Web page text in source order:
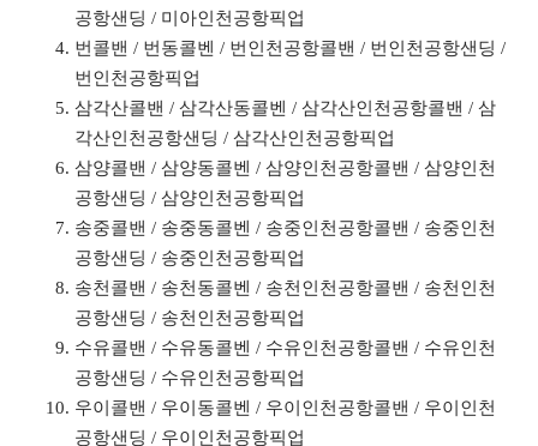
공항샌딩 / 미아인천공항픽업
번콜밴 / 번동콜벤 / 번인천공항콜밴 / 번인천공항샌딩 /
번인천공항픽업
삼각산콜밴 / 삼각산동콜벤 / 삼각산인천공항콜밴 / 삼
각산인천공항샌딩 / 삼각산인천공항픽업
삼양콜밴 / 삼양동콜벤 / 삼양인천공항콜밴 / 삼양인천
공항샌딩 / 삼양인천공항픽업
송중콜밴 / 송중동콜벤 / 송중인천공항콜밴 / 송중인천
공항샌딩 / 송중인천공항픽업
송천콜밴 / 송천동콜벤 / 송천인천공항콜밴 / 송천인천
공항샌딩 / 송천인천공항픽업
수유콜밴 / 수유동콜벤 / 수유인천공항콜밴 / 수유인천
공항샌딩 / 수유인천공항픽업
우이콜밴 / 우이동콜벤 / 우이인천공항콜밴 / 우이인천
공항샌딩 / 우이인천공항픽업